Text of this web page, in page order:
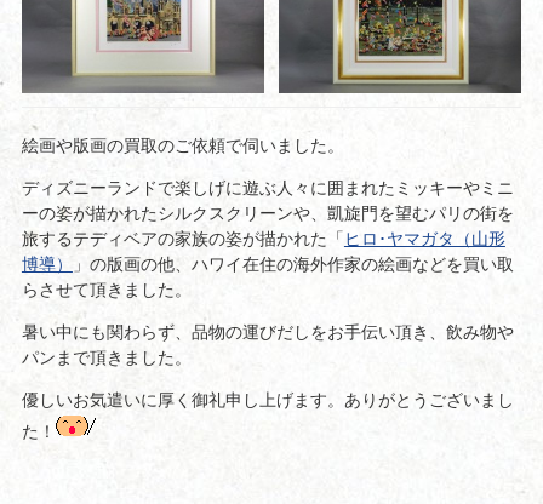
絵画や版画の買取のご依頼で伺いました。
ディズニーランドで楽しげに遊ぶ人々に囲まれたミッキーやミニ
ーの姿が描かれたシルクスクリーンや、凱旋門を望むパリの街を
旅するテディベアの家族の姿が描かれた「 ヒロ･ヤマガタ（山形
博導）
」の版画の他、ハワイ在住の海外作家の絵画などを買い取
らさせて頂きました。
暑い中にも関わらず、品物の運びだしをお手伝い頂き、飲み物や
パンまで頂きました。
優しいお気遣いに厚く御礼申し上げます。ありがとうございまし
た！